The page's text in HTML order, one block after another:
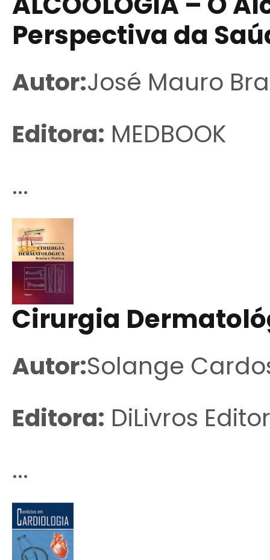
Perspectiva da
Autor:José Mauro
Editora: MEDBOOK
...
Cirurgia
Autor:Solange
Editora: DiLivros
...